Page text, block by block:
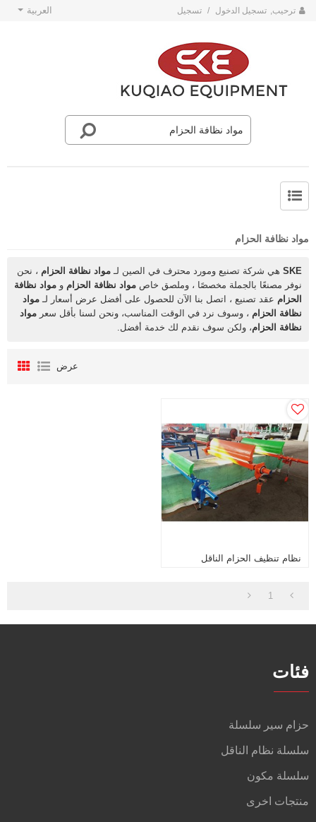
ترحيب, تسجيل الدخول / تسجيل العربية
مواد نظافة الحزام
SKE هي شركة تصنيع ومورد محترف في الصين لـ مواد نظافة الحزام ، نحن
نوفر مصنعًا بالجملة مخصصًا ، وملصق خاص مواد نظافة الحزام و مواد نظافة
الحزام عقد تصنيع ، اتصل بنا الآن للحصول على أفضل عرض أسعار لـ مواد
نظافة الحزام ، وسوف نرد في الوقت المناسب، ونحن لسنا بأقل سعر مواد
نظافة الحزام، ولكن سوف نقدم لك خدمة أفضل.
عرض
نظام تنظيف الحزام الناقل
1
فئات
حزام سير سلسلة
سلسلة نظام الناقل
سلسلة مكون
منتجات اخرى